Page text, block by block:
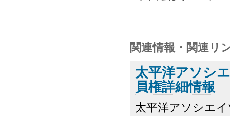
関連情報・関連リ
太平洋アソシ
員権詳細情報
太平洋アソシエ